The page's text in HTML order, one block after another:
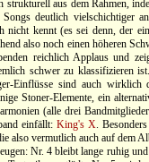
strukturell aus dem Rahmen,
deutlich vielschichtiger
nicht kennt (es sei denn, der
also noch einen höheren
reichlich Applaus und
schwer zu klassifizieren
Einflüsse sind auch wirklich
Stoner-Elemente, ein
(alle drei
einfällt: King's X.
also vermutlich auch auf dem
Nr. 4 bleibt lange ruhig